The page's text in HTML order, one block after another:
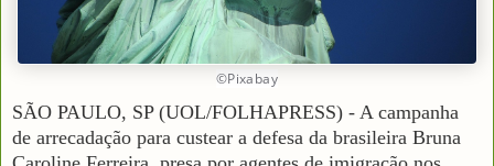
©Pixabay
SÃO PAULO, SP (UOL/FOLHAPRESS) - A campanha
de arrecadação para custear a defesa da brasileira Bruna